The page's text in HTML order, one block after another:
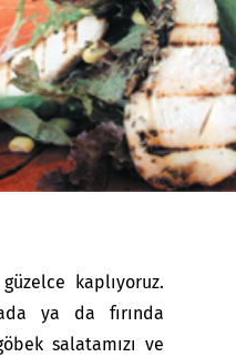
kaplıyoruz.
ya da fırında
salatamızı ve